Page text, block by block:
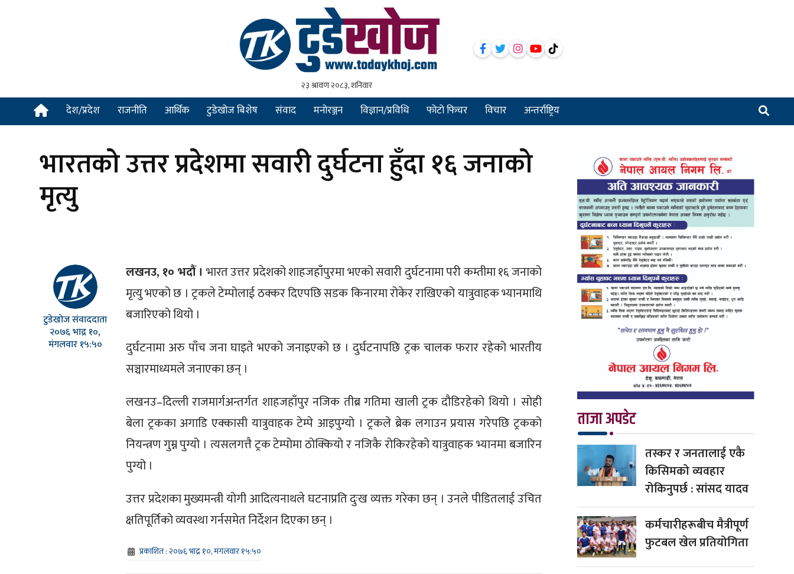
देश/प्रदेश राजनीति आर्थिक टुडेखोज बिशेष संवाद मनोरञ्जन विज्ञान/प्रविधि फोटो फिचर विचार अन्तर्राष्ट्रिय
भारतको उत्तर प्रदेशमा सवारी दुर्घटना हुँदा १६ जनाको
मृत्यु
टुडेखोज संवाददाता
२०७६ भाद्र १०,
मंगलवार १५:५०
लखनउ, १० भदौं । भारत उत्तर प्रदेशको शाहजहाँपुरमा भएको सवारी दुर्घटनामा परी कम्तीमा १६ जनाको
मृत्यु भएको छ । ट्रकले टेम्पोलाई ठक्कर दिएपछि सडक किनारमा रोकेर राखिएको यात्रुवाहक भ्यानमाथि
बजारिएको थियो ।
दुर्घटनामा अरु पाँच जना घाइते भएको जनाइएको छ । दुर्घटनापछि ट्रक चालक फरार रहेको भारतीय
सञ्चारमाध्यमले जनाएका छन् ।
लखनउ–दिल्ली राजमार्गअन्तर्गत शाहजहाँपुर नजिक तीब्र गतिमा खाली ट्रक दौडिरहेको थियो । सोही
बेला ट्रकका अगाडि एक्कासी यात्रुवाहक टेम्पे आइपुग्यो । ट्रकले ब्रेक लगाउन प्रयास गरेपछि ट्रकको
नियन्त्रण गुम्न पुग्यो । त्यसलगत्तै ट्रक टेम्पोमा ठोक्कियो र नजिकै रोकिरहेको यात्रुवाहक भ्यानमा बजारिन
पुग्यो ।
उत्तर प्रदेशका मुख्यमन्त्री योगी आदित्यनाथले घटनाप्रति दुःख व्यक्त गरेका छन् । उनले पीडितलाई उचित
क्षतिपूर्तिको व्यवस्था गर्नसमेत निर्देशन दिएका छन् ।
प्रकाशित : २०७६ भाद्र १०, मंगलवार १५:५०
ताजा अपडेट
तस्कर र जनतालाई एकै
किसिमको व्यवहार
रोकिनुपर्छ : सांसद यादव
कर्मचारीहरूबीच मैत्रीपूर्ण
फुटबल खेल प्रतियोगिता